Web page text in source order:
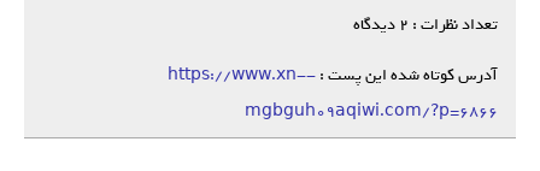
تعداد نظرات : 2 دیدگاه
آدرس کوتاه شده این پست :https://www.xn--
mgbguh09aqiwi.com/?p=6866